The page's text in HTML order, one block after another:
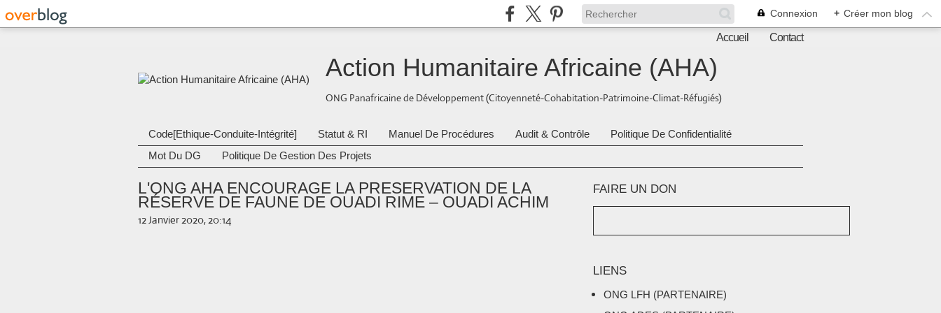
Connexion + Créer mon blog
Accueil Contact
Action Humanitaire Africaine (AHA)
ONG Panafricaine de Développement (Citoyenneté-Cohabitation-Patrimoine-Climat-Réfugiés)
Code[Ethique-Conduite-Intégrité] Statut & RI Manuel De Procédures Audit & Contrôle
Politique De Confidentialité
Mot Du DG
Politique De Gestion Des Projets
L'ONG AHA ENCOURAGE LA PRESERVATION DE LA
RÉSERVE DE FAUNE DE OUADI RIME – OUADI ACHIM
12 Janvier 2020, 20:14
FAIRE UN DON
LIENS
ONG LFH (PARTENAIRE)